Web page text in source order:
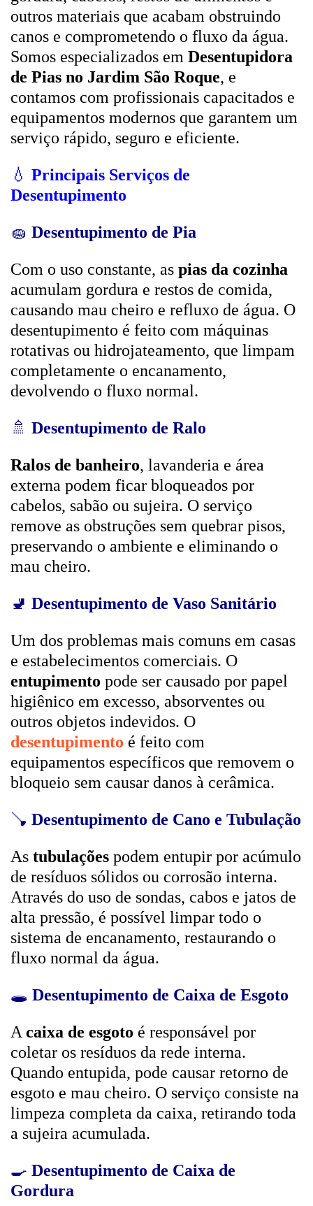
outros materiais que acabam obstruindo
canos e comprometendo o fluxo da água.
Somos especializados em Desentupidora
de Pias no Jardim São Roque, e
contamos com profissionais capacitados e
equipamentos modernos que garantem um
serviço rápido, seguro e eficiente.
💧 Principais Serviços de
Desentupimento
🧽 Desentupimento de Pia
Com o uso constante, as pias da cozinha
acumulam gordura e restos de comida,
causando mau cheiro e refluxo de água. O
desentupimento é feito com máquinas
rotativas ou hidrojateamento, que limpam
completamente o encanamento,
devolvendo o fluxo normal.
🚿 Desentupimento de Ralo
Ralos de banheiro, lavanderia e área
externa podem ficar bloqueados por
cabelos, sabão ou sujeira. O serviço
remove as obstruções sem quebrar pisos,
preservando o ambiente e eliminando o
mau cheiro.
🚽 Desentupimento de Vaso Sanitário
Um dos problemas mais comuns em casas
e estabelecimentos comerciais. O
entupimento pode ser causado por papel
higiênico em excesso, absorventes ou
outros objetos indevidos. O
desentupimento é feito com
equipamentos específicos que removem o
bloqueio sem causar danos à cerâmica.
🪠 Desentupimento de Cano e Tubulação
As tubulações podem entupir por acúmulo
de resíduos sólidos ou corrosão interna.
Através do uso de sondas, cabos e jatos de
alta pressão, é possível limpar todo o
sistema de encanamento, restaurando o
fluxo normal da água.
🕳️ Desentupimento de Caixa de Esgoto
A caixa de esgoto é responsável por
coletar os resíduos da rede interna.
Quando entupida, pode causar retorno de
esgoto e mau cheiro. O serviço consiste na
limpeza completa da caixa, retirando toda
a sujeira acumulada.
🍳 Desentupimento de Caixa de
Gordura